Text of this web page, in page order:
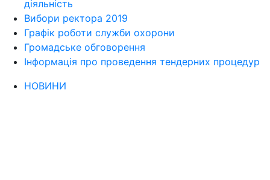
діяльність
Вибори ректора 2019
Графік роботи служби охорони
Громадське обговорення
Інформація про проведення тендерних процедур
НОВИНИ